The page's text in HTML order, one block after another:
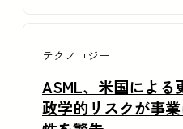
テクノロジー
ASML、米国による
政学的リスクが事